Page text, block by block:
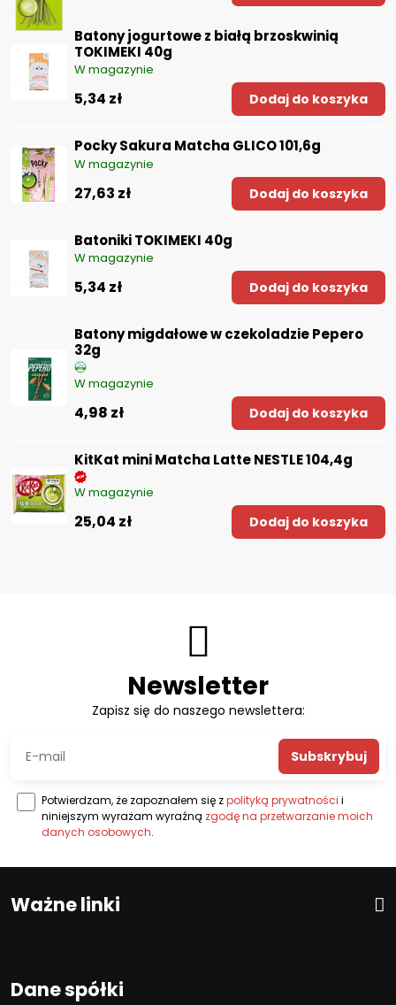
Batony jogurtowe z białą brzoskwinią
TOKIMEKI 40g
W magazynie
5,34 zł Dodaj do koszyka
Pocky Sakura Matcha GLICO 101,6g
W magazynie
27,63 zł Dodaj do koszyka
Batoniki TOKIMEKI 40g
W magazynie
5,34 zł Dodaj do koszyka
Batony migdałowe w czekoladzie Pepero
32g
W magazynie
4,98 zł Dodaj do koszyka
KitKat mini Matcha Latte NESTLE 104,4g
W magazynie
25,04 zł Dodaj do koszyka
Newsletter
Zapisz się do naszego newslettera:
Subskrybuj
Potwierdzam, że zapoznałem się zpolityką prywatności i
niniejszym wyrażam wyraźną zgodę na przetwarzanie moich
danych osobowych.
Ważne linki
Dane spółki